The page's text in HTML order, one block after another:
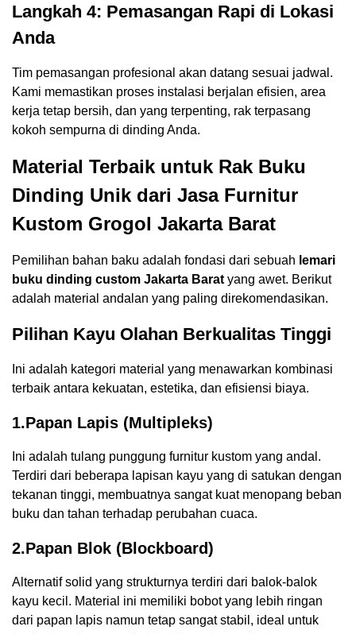
Langkah 4: Pemasangan Rapi di Lokasi
Anda
Tim pemasangan profesional akan datang sesuai jadwal.
Kami memastikan proses instalasi berjalan efisien, area
kerja tetap bersih, dan yang terpenting, rak terpasang
kokoh sempurna di dinding Anda.
Material Terbaik untuk Rak Buku
Dinding Unik dari Jasa Furnitur
Kustom Grogol Jakarta Barat
Pemilihan bahan baku adalah fondasi dari sebuah lemari
buku dinding custom Jakarta Barat yang awet. Berikut
adalah material andalan yang paling direkomendasikan.
Pilihan Kayu Olahan Berkualitas Tinggi
Ini adalah kategori material yang menawarkan kombinasi
terbaik antara kekuatan, estetika, dan efisiensi biaya.
1.Papan Lapis (Multipleks)
Ini adalah tulang punggung furnitur kustom yang andal.
Terdiri dari beberapa lapisan kayu yang di satukan dengan
tekanan tinggi, membuatnya sangat kuat menopang beban
buku dan tahan terhadap perubahan cuaca.
2.Papan Blok (Blockboard)
Alternatif solid yang strukturnya terdiri dari balok-balok
kayu kecil. Material ini memiliki bobot yang lebih ringan
dari papan lapis namun tetap sangat stabil, ideal untuk